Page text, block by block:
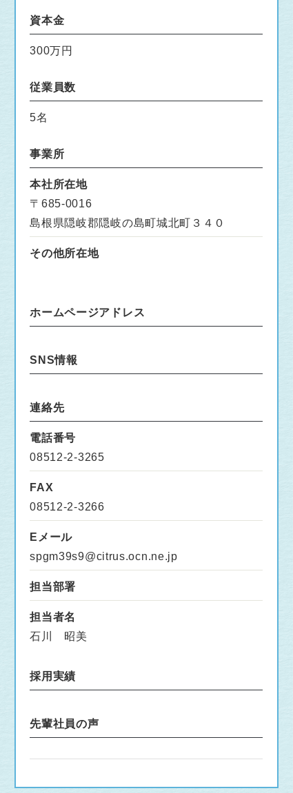
資本金
300万円
従業員数
5名
事業所
本社所在地
〒685-0016
島根県隠岐郡隠岐の島町城北町３４０
その他所在地
ホームページアドレス
SNS情報
連絡先
電話番号
08512-2-3265
FAX
08512-2-3266
Eメール
spgm39s9@citrus.ocn.ne.jp
担当部署
担当者名
石川 昭美
採用実績
先輩社員の声